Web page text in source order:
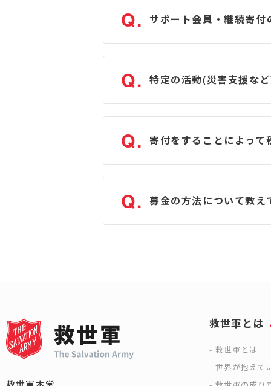
Q. サポート会員・継続寄
Q. 特定の活動(災害支援な
Q. 寄付をすることによっ
Q. 募金の方法について教え
救世軍とは
救世軍とは
世界が抱えて